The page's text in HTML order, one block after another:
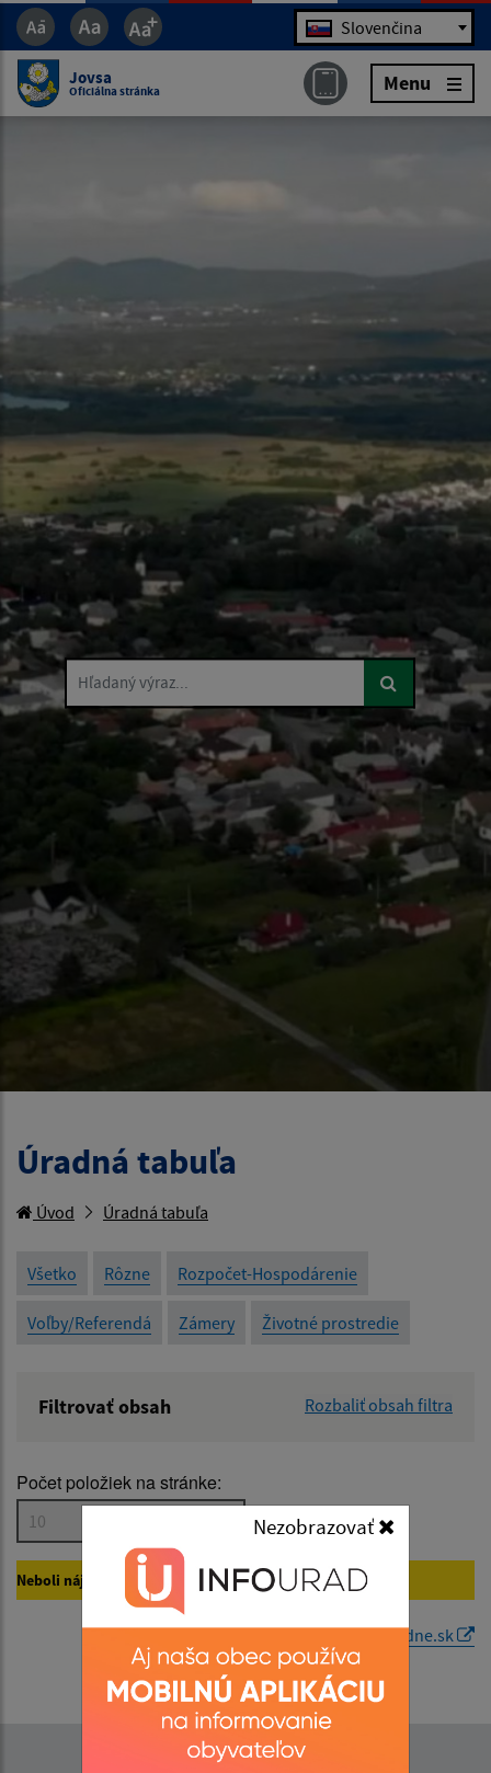
Jazyk Slovenčina
Jovsa
Oficiálna stránka Menu
Hľadaný výraz...
Úradná tabuľa
Úvod Úradná tabuľa
Všetko Rôzne Rozpočet-Hospodárenie
Voľby/Referendá Zámery Životné prostredie
Filtrovať obsah Rozbaliť obsah filtra
Popis:
Dátum zverejnenia od:
Dátum zverejnenia do:
Počet položiek na stránke:
Neboli nájdené žiadne vyhovujúce záznamy naÚradne.sk.
Generované portálomUradne.sk
Napíšte nám:
Nezobrazovať